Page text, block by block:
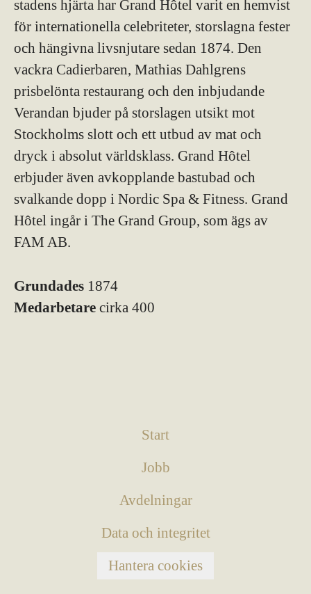
stadens hjärta har Grand Hôtel varit en hemvist
för internationella celebriteter, storslagna fester
och hängivna livsnjutare sedan 1874. Den
vackra Cadierbaren, Mathias Dahlgrens
prisbelönta restaurang och den inbjudande
Verandan bjuder på storslagen utsikt mot
Stockholms slott och ett utbud av mat och
dryck i absolut världsklass. Grand Hôtel
erbjuder även avkopplande bastubad och
svalkande dopp i Nordic Spa & Fitness. Grand
Hôtel ingår i The Grand Group, som ägs av
FAM AB.
Grundades 1874
Medarbetare cirka 400
Start
Jobb
Avdelningar
Data och integritet
Hantera cookies